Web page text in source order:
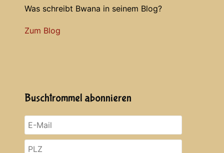
Was schreibt Bwana in seinem Blog?
Zum Blog
Buschtrommel abonnieren